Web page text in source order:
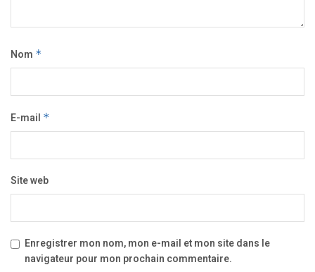
Nom *
E-mail *
Site web
Enregistrer mon nom, mon e-mail et mon site dans le
navigateur pour mon prochain commentaire.